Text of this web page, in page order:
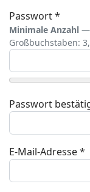
Passwort*
Minimale Anzahl —
Großbuchstaben:
Passwort
E-Mail-Adresse*